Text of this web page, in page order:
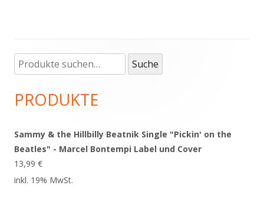
Haupt-
Seitenleiste
Suche
nach:
Suche
PRODUKTE
Sammy & the Hillbilly Beatnik Single "Pickin' on the
Beatles" - Marcel Bontempi Label und Cover
13,99 €
inkl. 19% MwSt.